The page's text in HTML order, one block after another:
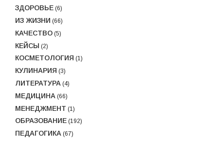
ЗДОРОВЬЕ (6)
ИЗ ЖИЗНИ (66)
КАЧЕСТВО (5)
КЕЙСЫ (2)
КОСМЕТОЛОГИЯ (1)
КУЛИНАРИЯ (3)
ЛИТЕРАТУРА (4)
МЕДИЦИНА (66)
МЕНЕДЖМЕНТ (1)
ОБРАЗОВАНИЕ (192)
ПЕДАГОГИКА (67)